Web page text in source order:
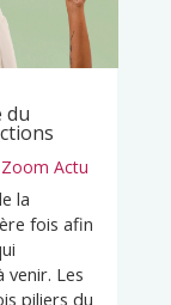
du
Actu
la
fois afin
venir. Les
piliers du